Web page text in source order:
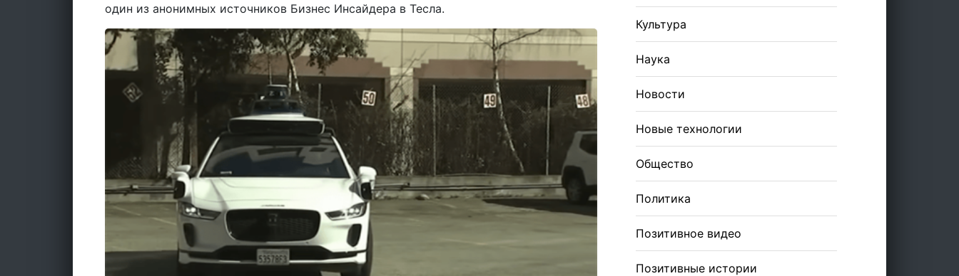
один из анонимных источников Бизнес Инсайдера в Тесла.
Культура
Наука
Новости
Новые технологии
Общество
Политика
Позитивное видео
Позитивные истории